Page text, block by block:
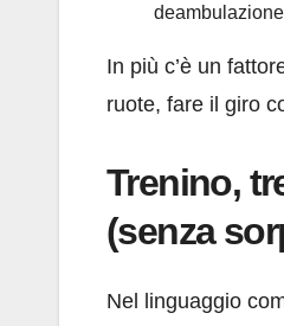
In più c’è un
ruote, fare il giro
Trenino,
(senza
Nel linguaggio